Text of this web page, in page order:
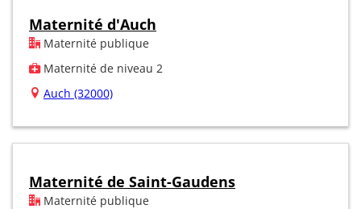
Maternité d'Auch
Maternité publique
Maternité de niveau 2
Auch (32000)
Maternité de Saint-Gaudens
Maternité publique